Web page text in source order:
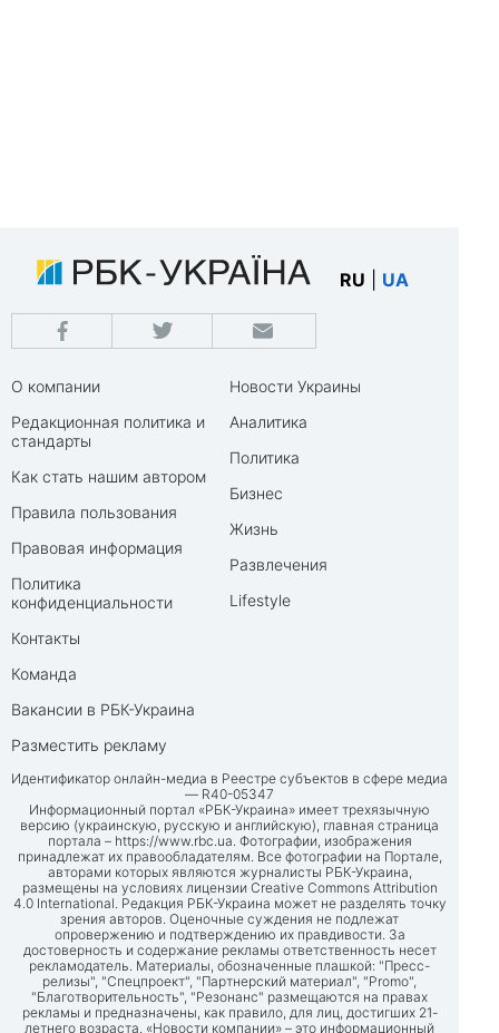
RU UA
О компании
Редакционная политика и
стандарты
Как стать нашим автором
Правила пользования
Правовая информация
Политика
конфиденциальности
Контакты
Команда
Вакансии в РБК-Украина
Разместить рекламу
Новости Украины
Аналитика
Политика
Бизнес
Жизнь
Развлечения
Lifestyle
Идентификатор онлайн-медиа в Реестре субъектов в сфере медиа
— R40-05347
Информационный портал «РБК-Украина» имеет трехязычную
версию (украинскую, русскую и английскую), главная страница
портала – https://www.rbc.ua. Фотографии, изображения
принадлежат их правообладателям. Все фотографии на Портале,
авторами которых являются журналисты РБК-Украина,
размещены на условиях лицензии Creative Commons Attribution
4.0 International. Редакция РБК-Украина может не разделять точку
зрения авторов. Оценочные суждения не подлежат
опровержению и подтверждению их правдивости. За
достоверность и содержание рекламы ответственность несет
рекламодатель. Материалы, обозначенные плашкой: "Пресс-
релизы", "Спецпроект", "Партнерский материал", "Promo",
"Благотворительность", "Резонанс" размещаются на правах
рекламы и предназначены, как правило, для лиц, достигших 21-
летнего возраста. «Новости компании» – это информационный